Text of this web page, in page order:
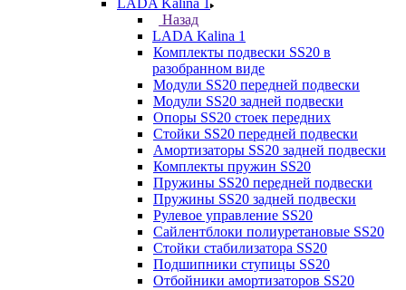
LADA Kalina 1
Назад
LADA Kalina 1
Комплекты подвески SS20 в
разобранном виде
Модули SS20 передней подвески
Модули SS20 задней подвески
Опоры SS20 стоек передних
Стойки SS20 передней подвески
Амортизаторы SS20 задней подвески
Комплекты пружин SS20
Пружины SS20 передней подвески
Пружины SS20 задней подвески
Рулевое управление SS20
Сайлентблоки полиуретановые SS20
Стойки стабилизатора SS20
Подшипники ступицы SS20
Отбойники амортизаторов SS20